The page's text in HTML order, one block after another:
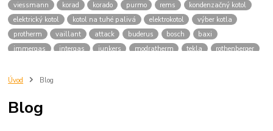
viessmann korad korado purmo rems
kondenzačný kotol
elektrický kotol
kotol na tuhé palivá elektrokotol
výber kotla
protherm
vaillant attack buderus bosch
baxi
immergas
intergas junkers modratherm tekla
rothenberger
trnava
eshop
radiatory lacno
Úvod Blog
Blog